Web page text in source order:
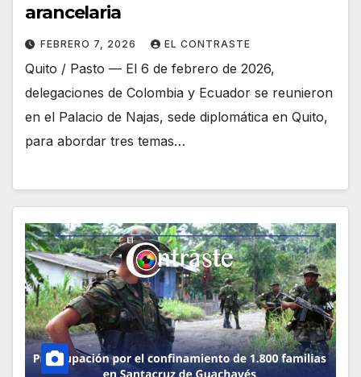
arancelaria
FEBRERO 7, 2026 EL CONTRASTE
Quito / Pasto — El 6 de febrero de 2026,
delegaciones de Colombia y Ecuador se reunieron
en el Palacio de Najas, sede diplomática en Quito,
para abordar tres temas…